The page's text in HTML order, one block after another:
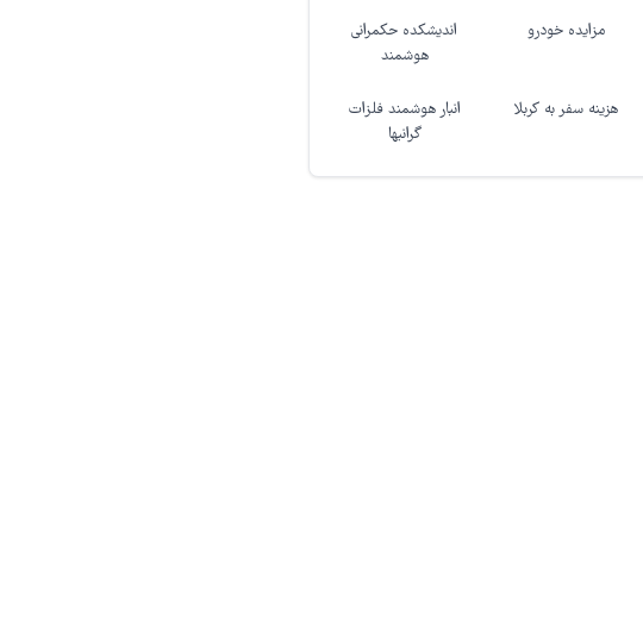
مزایده خودرو
اندیشکده حکمرانی
هوشمند
هزینه سفر به کربلا
انبار هوشمند فلزات
گرانبها